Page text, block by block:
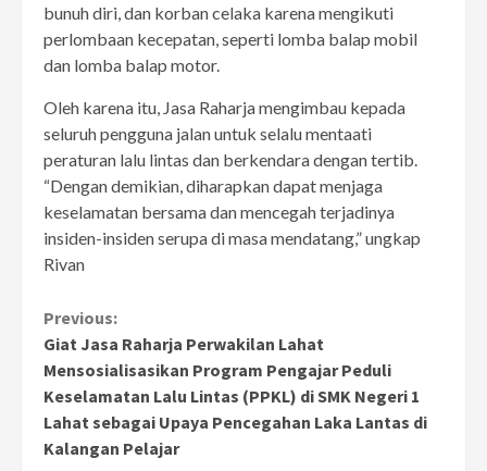
bunuh diri, dan korban celaka karena mengikuti
perlombaan kecepatan, seperti lomba balap mobil
dan lomba balap motor.
Oleh karena itu, Jasa Raharja mengimbau kepada
seluruh pengguna jalan untuk selalu mentaati
peraturan lalu lintas dan berkendara dengan tertib.
“Dengan demikian, diharapkan dapat menjaga
keselamatan bersama dan mencegah terjadinya
insiden-insiden serupa di masa mendatang,” ungkap
Rivan
Continue
Reading
Previous:
Giat Jasa Raharja Perwakilan Lahat
Mensosialisasikan Program Pengajar Peduli
Keselamatan Lalu Lintas (PPKL) di SMK Negeri 1
Lahat sebagai Upaya Pencegahan Laka Lantas di
Kalangan Pelajar